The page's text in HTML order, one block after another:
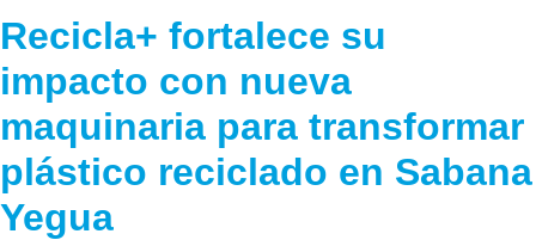
Recicla+ fortalece su
impacto con nueva
maquinaria para transformar
plástico reciclado en Sabana
Yegua